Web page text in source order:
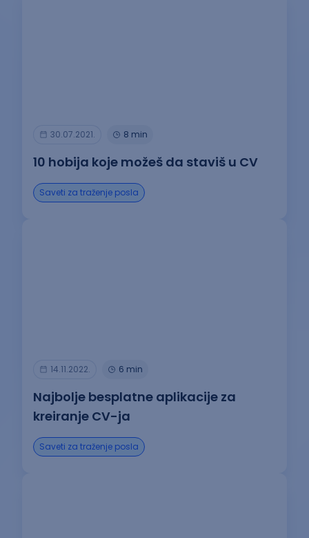
30.07.2021. 8 min
10 hobija koje možeš da staviš u CV
Saveti za traženje posla
14.11.2022. 6 min
Najbolje besplatne aplikacije za
kreiranje CV-ja
Saveti za traženje posla